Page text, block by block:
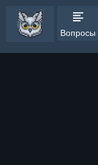
Вопросы